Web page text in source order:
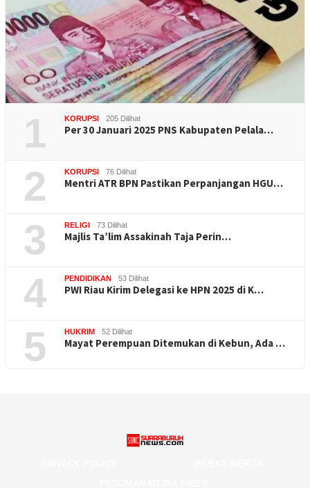
1 KORUPSI 205 Dilihat
Per 30 Januari 2025 PNS Kabupaten Pelala…
2 KORUPSI 76 Dilihat
Mentri ATR BPN Pastikan Perpanjangan HGU…
3 RELIGI 73 Dilihat
Majlis Ta’lim Assakinah Taja Perin…
4 PENDIDIKAN 53 Dilihat
PWI Riau Kirim Delegasi ke HPN 2025 di K…
5 HUKRIM 52 Dilihat
Mayat Perempuan Ditemukan di Kebun, Ada …